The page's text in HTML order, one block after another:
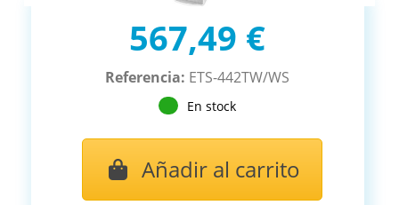
567,49 €
Referencia: ETS-442TW/WS
En stock
Añadir al carrito